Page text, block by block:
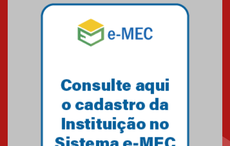
07.11.2024
Equipe de saltos ornamentais
do Mackenzie Brasília
Gravação do projeto “Mais de
31 mil vozes com a Palavra” é
realizado no Colégio
Mackenzie Brasília